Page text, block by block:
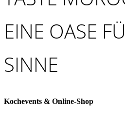
EINE OASE
SINNE
Kochevents & Online-Shop